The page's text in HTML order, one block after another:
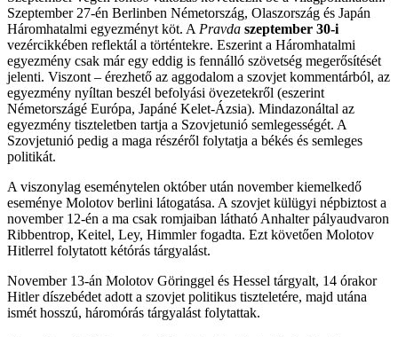
Szeptember 27-én Berlinben Németország, Olaszország és Japán
Háromhatalmi egyezményt köt. APravda szeptember 30-i
vezércikkében reflektál a történtekre. Eszerint a Háromhatalmi
egyezmény csak már egy eddig is fennálló szövetség megerősítését
jelenti. Viszont – érezhető az aggodalom a szovjet kommentárból, az
egyezmény nyíltan beszél befolyási övezetekről (eszerint
Németországé Európa, Japáné Kelet-Ázsia). Mindazonáltal az
egyezmény tiszteletben tartja a Szovjetunió semlegességét. A
Szovjetunió pedig a maga részéről folytatja a békés és semleges
politikát.
A viszonylag eseménytelen október után november kiemelkedő
eseménye Molotov berlini látogatása. A szovjet külügyi népbiztost a
november 12-én a ma csak romjaiban látható Anhalter pályaudvaron
Ribbentrop, Keitel, Ley, Himmler fogadta. Ezt követően Molotov
Hitlerrel folytatott kétórás tárgyalást.
November 13-án Molotov Göringgel és Hessel tárgyalt, 14 órakor
Hitler díszebédet adott a szovjet politikus tiszteletére, majd utána
ismét hosszú, háromórás tárgyalást folytattak.